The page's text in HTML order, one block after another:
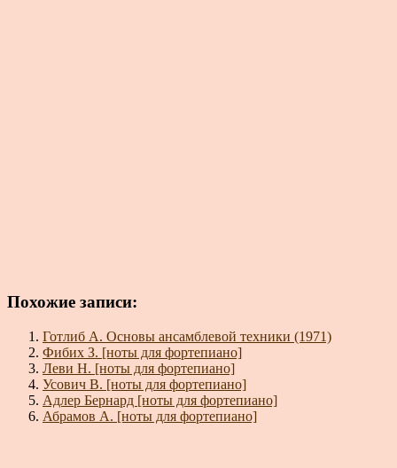
Похожие записи:
Готлиб А. Основы ансамблевой техники (1971)
Фибих З. [ноты для фортепиано]
Леви Н. [ноты для фортепиано]
Усович В. [ноты для фортепиано]
Адлер Бернард [ноты для фортепиано]
Абрамов А. [ноты для фортепиано]